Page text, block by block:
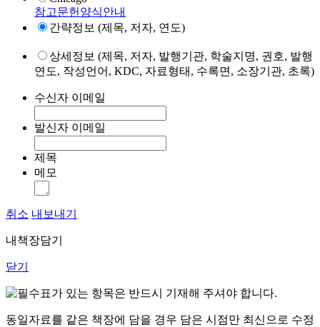
참고문헌양식안내
간략정보 (제목, 저자, 연도)
상세정보 (제목, 저자, 발행기관, 학술지명, 권호, 발행
연도, 작성언어, KDC, 자료형태, 수록면, 소장기관, 초록)
수신자 이메일
발신자 이메일
제목
메모
취소 내보내기
내책장담기
닫기
표가 있는 항목은 반드시 기재해 주셔야 합니다.
동일자료를 같은 책장에 담을 경우 담은 시점만 최신으로 수정